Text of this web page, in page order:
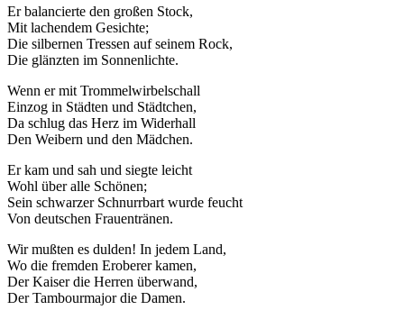
Er balancierte den großen Stock,
Mit lachendem Gesichte;
Die silbernen Tressen auf seinem Rock,
Die glänzten im Sonnenlichte.
Wenn er mit Trommelwirbelschall
Einzog in Städten und Städtchen,
Da schlug das Herz im Widerhall
Den Weibern und den Mädchen.
Er kam und sah und siegte leicht
Wohl über alle Schönen;
Sein schwarzer Schnurrbart wurde feucht
Von deutschen Frauentränen.
Wir mußten es dulden! In jedem Land,
Wo die fremden Eroberer kamen,
Der Kaiser die Herren überwand,
Der Tambourmajor die Damen.